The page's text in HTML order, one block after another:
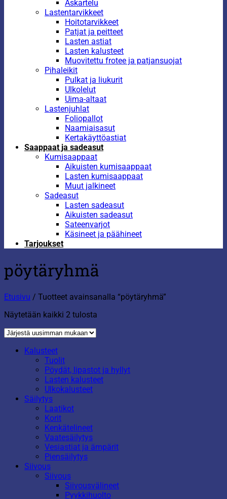
Askartelu
Lastentarvikkeet
Hoitotarvikkeet
Patjat ja peitteet
Lasten astiat
Lasten kalusteet
Muovitettu frotee ja patjansuojat
Pihaleikit
Pulkat ja liukurit
Ulkolelut
Uima-altaat
Lastenjuhlat
Foliopallot
Naamiaisasut
Kertakäyttöastiat
Saappaat ja sadeasut
Kumisaappaat
Aikuisten kumisaappaat
Lasten kumisaappaat
Muut jalkineet
Sadeasut
Lasten sadeasut
Aikuisten sadeasut
Sateenvarjot
Käsineet ja päähineet
Tarjoukset
pöytäryhmä
Etusivu / Tuotteet avainsanalla “pöytäryhmä”
Näytetään kaikki 2 tulosta
Kalusteet
Tuolit
Pöydät, lipastot ja hyllyt
Lasten kalusteet
Ulkokalusteet
Säilytys
Laatikot
Korit
Kenkätelineet
Vaatesäilytys
Vesiastiat ja ämpärit
Piensäilytys
Siivous
Siivous
Siivousvälineet
Pyykkihuolto